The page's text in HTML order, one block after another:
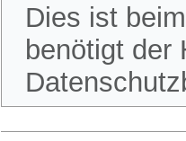
Dies ist
benötigt der